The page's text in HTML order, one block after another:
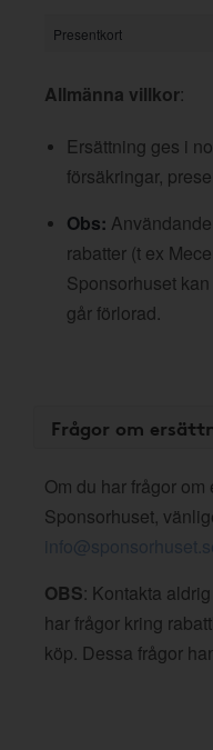
Presentkort
Allmänna villkor:
Ersättning ges i
försäkringar,
Obs:
rabatter (t ex
Sponsorhuset
går förlorad.
Frågor om
Om du har frågor
Sponsorhuset,
OBS: Kontakta
har frågor kring
köp. Dessa frågor